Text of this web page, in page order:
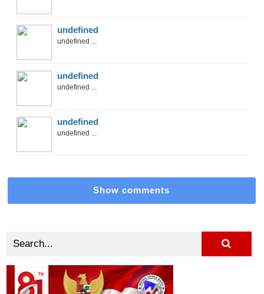
undefined
undefined ...
undefined
undefined ...
undefined
undefined ...
Show comments